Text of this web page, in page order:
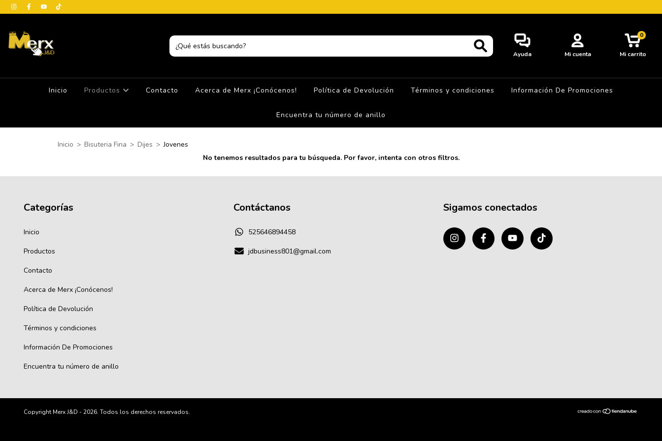
Ayuda Mi cuenta Mi carrito
0
Inicio Productos Contacto Acerca de Merx ¡Conócenos! Política de Devolución Términos y condiciones Información De Promociones
Encuentra tu número de anillo
Inicio > Bisuteria Fina > Dijes > Jovenes
No tenemos resultados para tu búsqueda. Por favor, intenta con otros filtros.
Categorías
Inicio
Productos
Contacto
Acerca de Merx ¡Conócenos!
Política de Devolución
Términos y condiciones
Información De Promociones
Encuentra tu número de anillo
Contáctanos
525646894458
jdbusiness801@gmail.com
Sigamos conectados
Copyright Merx J&D - 2026. Todos los derechos reservados.